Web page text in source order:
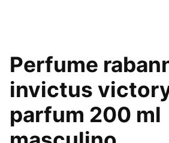
Perfume
invictus
parfum 200 ml
O
preço
original
era: